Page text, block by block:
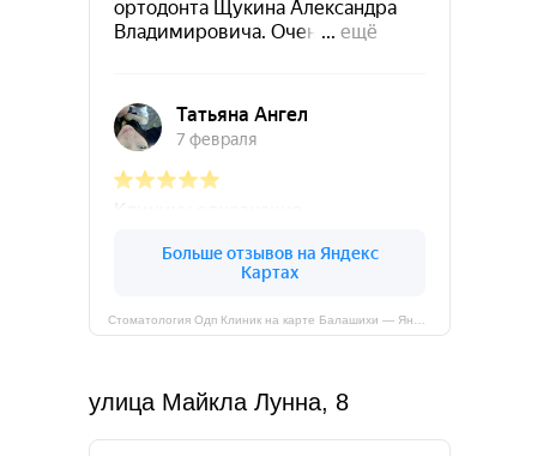
Стоматология Одп Клиник на карте Балашихи — Яндекс Карты
улица Майкла Лунна, 8
Московская область, Балашиха, шоссе
+7 (495) 023 14 16
Шоссе Энтузиастов
Пн-вс: 09:00–21:00*